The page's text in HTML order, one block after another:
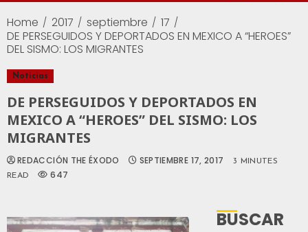
Home 2017 septiembre
17
DE PERSEGUIDOS Y DEPORTADOS EN MEXICO A “HEROES”
DEL SISMO: LOS MIGRANTES
Noticias
DE PERSEGUIDOS Y DEPORTADOS EN
MEXICO A “HEROES” DEL SISMO: LOS
MIGRANTES
REDACCIÓN THE ÉXODO SEPTIEMBRE 17, 2017
3 MINUTES
READ
647
BUSCAR